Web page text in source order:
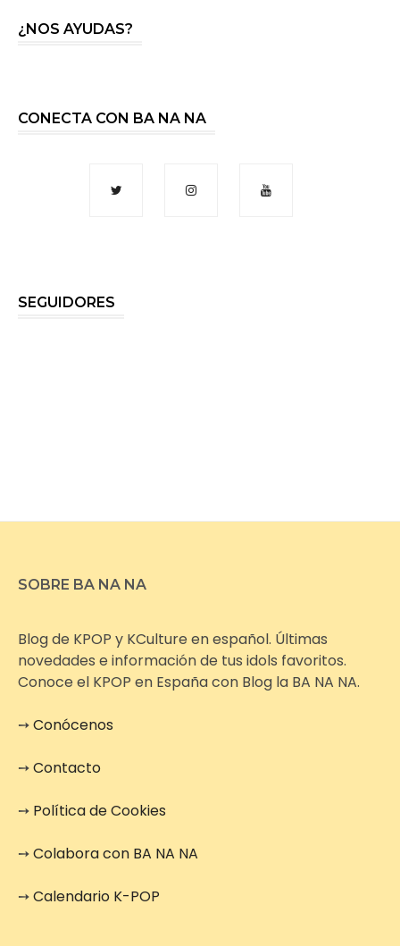
¿NOS AYUDAS?
CONECTA CON BA NA NA
SEGUIDORES
SOBRE BA NA NA
Blog de KPOP y KCulture en español. Últimas
novedades e información de tus idols favoritos.
Conoce el KPOP en España con Blog la BA NA NA.
➙Conócenos
➙Contacto
➙ Política de Cookies
➙Colabora con BA NA NA
➙Calendario K-POP